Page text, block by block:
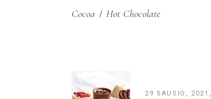
Cocoa Hot Chocolate
29 SAUSIO, 2021